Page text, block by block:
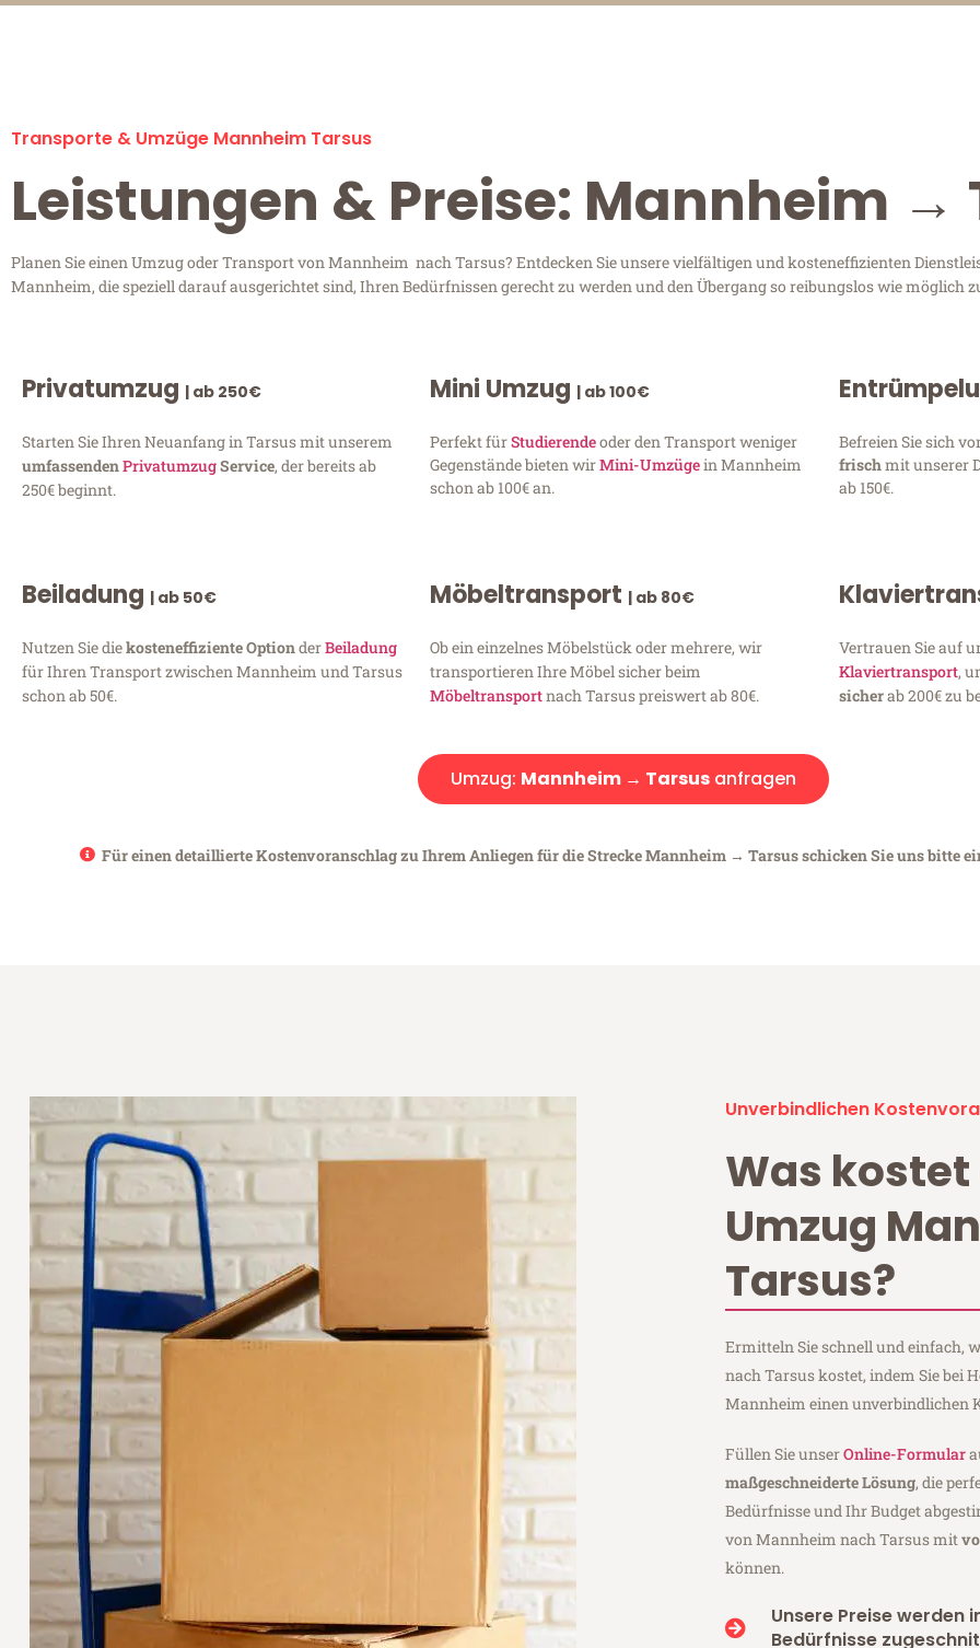
Transporte & Umzüge Mannheim Tarsus
Leistungen & Preise: Mannheim →
Planen Sie einen Umzug oder Transport von Mannheim nach Tarsus? Entdecken Sie unsere vielfältigen und kosteneffizienten
Mannheim, die speziell darauf ausgerichtet sind, Ihren Bedürfnissen gerecht zu werden und den Übergang so reibungslos wie möglich
Privatumzug | ab 250€
Starten Sie Ihren Neuanfang in Tarsus mit unserem
umfassendenPrivatumzugService, der bereits ab
250€ beginnt.
Mini Umzug | ab 100€
Perfekt fürStudierendeoder den Transport weniger
Gegenstände bieten wirMini-Umzügein Mannheim
schon ab 100€ an.
Befreien Sie sich
frischmit unserer
ab 150€.
Beiladung | ab 50€
Nutzen Sie diekosteneffiziente OptionderBeiladung
für Ihren Transport zwischen Mannheim und Tarsus
schon ab 50€.
Möbeltransport | ab 80€
Ob ein einzelnes Möbelstück oder mehrere, wir
transportieren Ihre Möbel sicher beim
Möbeltransportnach Tarsus preiswert ab 80€.
Vertrauen Sie auf
Klaviertransport,
sicherab 200€ zu
Umzug: Mannheim → Tarsus anfragen
Für einen detaillierte Kostenvoranschlag zu Ihrem Anliegen für die Strecke Mannheim → Tarsus schicken Sie uns bitte
Unverbindlichen
Was kostet
Umzug
Tarsus?
Ermitteln Sie schnell und einfach,
nach Tarsus kostet, indem Sie bei
Mannheim einen unverbindlichen
Füllen Sie unserOnline-Formular
maßgeschneiderte Lösung, die
Bedürfnisse und Ihr Budget
von Mannheim nach Tarsus mit
können.
Unsere Preise werden
Bedürfnisse